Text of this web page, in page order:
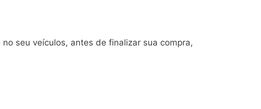
seu veículos, antes de finalizar sua compra,